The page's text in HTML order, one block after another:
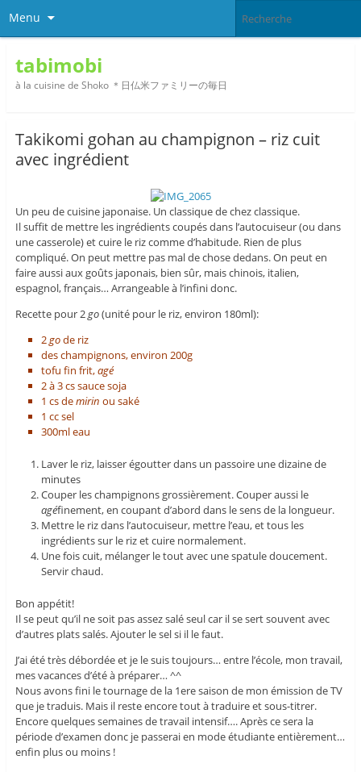
Menu
tabimobi
à la cuisine de Shoko ＊日仏米ファミリーの毎日
Takikomi gohan au champignon – riz cuit
avec ingrédient
Un peu de cuisine japonaise. Un classique de chez classique.
Il suffit de mettre les ingrédients coupés dans l’autocuiseur (ou dans
une casserole) et cuire le riz comme d’habitude. Rien de plus
compliqué. On peut mettre pas mal de chose dedans. On peut en
faire aussi aux goûts japonais, bien sûr, mais chinois, italien,
espagnol, français… Arrangeable à l’infini donc.
Recette pour 2go(unité pour le riz, environ 180ml):
2gode riz
des champignons, environ 200g
tofu fin frit,agé
2 à 3 cs sauce soja
1 cs demirin ou saké
1 cc sel
300ml eau
Laver le riz, laisser égoutter dans un passoire une dizaine de
minutes
Couper les champignons grossièrement. Couper aussi le
agéfinement, en coupant d’abord dans le sens de la longueur.
Mettre le riz dans l’autocuiseur, mettre l’eau, et tous les
ingrédients sur le riz et cuire normalement.
Une fois cuit, mélanger le tout avec une spatule doucement.
Servir chaud.
Bon appétit!
Il se peut qu’il ne soit pas assez salé seul car il se sert souvent avec
d’autres plats salés. Ajouter le sel si il le faut.
J’ai été très débordée et je le suis toujours… entre l’école, mon travail,
mes vacances d’été à préparer… ^^
Nous avons fini le tournage de la 1ere saison de mon émission de TV
que je traduis. Mais il reste encore tout à traduire et sous-titrer.
Encore quelques semaines de travail intensif…. Après ce sera la
période d’examen donc je passerai en mode étudiante entièrement…
enfin plus ou moins !